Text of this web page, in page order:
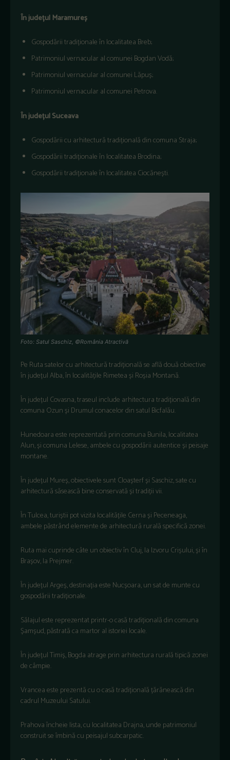
Înjudețul Maramureș
Gospodăriitradiționaleîn localitatea Breb;
Patrimoniulvernacular alcomunei BogdanVodă;
Patrimoniulvernacular alcomunei Lăpuș;
Patrimoniulvernacular alcomunei Petrova.
ÎnjudețulSuceava
Gospodăriicu arhitecturătradiționalădincomuna Straja;
Gospodăriitradiționaleîn localitatea Brodina;
Gospodăriitradiționaleîn localitatea Ciocănești.
Foto: Satul Saschiz, ©România Atractivă
Pe Rutasatelorcu arhitecturătradiționalăse aflădouăobiective
înjudețulAlba,în localitățile Rimeteași Roșia Montană.
Înjudețul Covasna,traseul include arhitecturatradiționalădin
comuna Ozunși Drumulconacelordinsatul Bicfalău.
Hunedoaraeste reprezentată princomuna Bunila,localitatea
Alun,șicomuna Lelese,ambelecugospodării autenticeși peisaje
montane.
Înjudețul Mureș,obiectivelesuntCloașterfși Saschiz, sate cu
arhitecturăsăsească bineconservatășitradițiivii.
ÎnTulcea,turiștii potvizita localitățile Cernași Peceneaga,
ambele păstrândelementede arhitectură ruralăspecificăzonei.
Ruta maicuprindecâte unobiectivîn Cluj, la Izvoru Crișului,șiîn
Brașov, la Prejmer.
ÎnjudețulArgeș,destinațiaeste Nucșoara, un sat de muntecu
gospodăriitradiționale.
Sălajuleste reprezentatprintr-ocasătradiționalădincomuna
Șamșud,păstratăca martor al istoriei locale.
ÎnjudețulTimiș,Bogda atrage prin arhitectura ruralătipicăzonei
decâmpie.
Vranceaeste prezentăcu ocasătradiționalățărăneascădin
cadrul Muzeului Satului.
Prahovaîncheie lista, cu localitatea Drajna,unde patrimoniul
construitseîmbinăcu peisajulsubcarpatic.